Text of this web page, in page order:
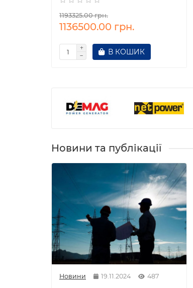
1193325.00 грн.
1136500.00 грн.
В КОШИК
Новини та публікації
Новини 19.11.2024 487